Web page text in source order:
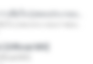
[Official MV]